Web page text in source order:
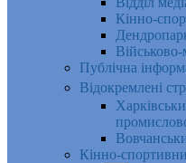
Кінно-
Військово-
Публічна
Відокремлені
Кінно-